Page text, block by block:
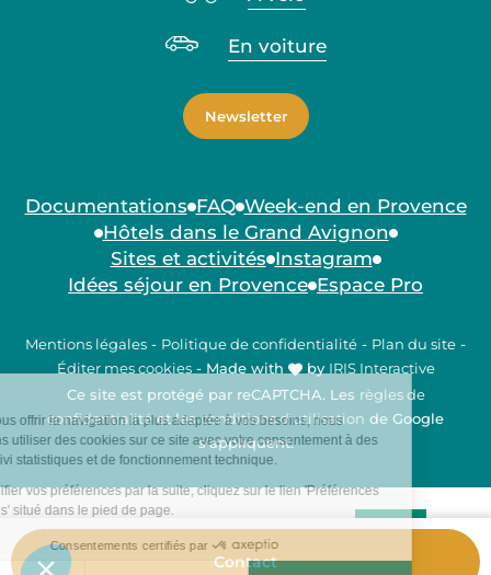
Contact
En voiture
Newsletter
Documentations FAQ Week-end en Provence
Hôtels dans le Grand Avignon
Sites et activités Instagram
Idées séjour en Provence Espace Pro
Mentions légales - Politique de confidentialité - Plan du site -
Éditer mes cookies - Made with by IRIS Interactive
Ce site est protégé par reCAPTCHA. Les règles de
confidentialitéet lesconditions d'utilisation de Google
s'appliquent.